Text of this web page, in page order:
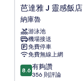
芭
達
雅
J
靈
感
飯
店
納
芭達雅 J 靈感飯店
納庫魯
游泳池
機場接送
免費停車
免費無線上網
8.6
分，
8.6 有夠讚
356 則評論